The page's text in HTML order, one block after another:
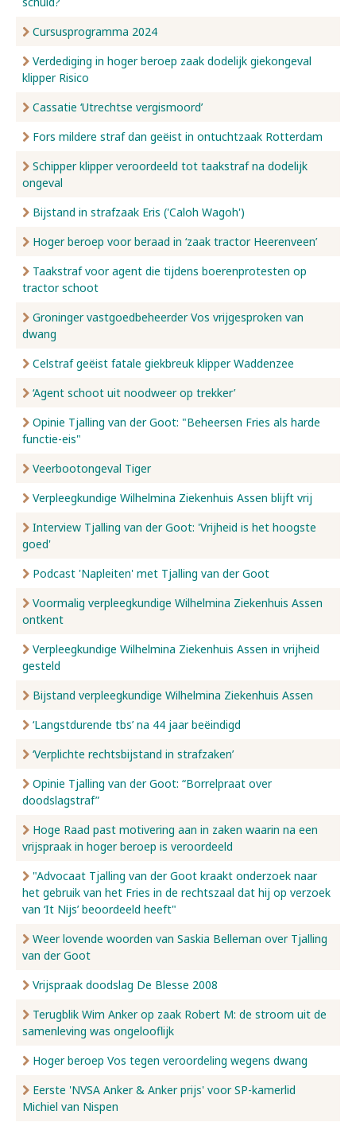
Cursusprogramma 2024
Verdediging in hoger beroep zaak dodelijk giekongeval
klipper Risico
Cassatie ‘Utrechtse vergismoord’
Fors mildere straf dan geëist in ontuchtzaak Rotterdam
Schipper klipper veroordeeld tot taakstraf na dodelijk
ongeval
Bijstand in strafzaak Eris ('Caloh Wagoh')
Hoger beroep voor beraad in ‘zaak tractor Heerenveen’
Taakstraf voor agent die tijdens boerenprotesten op
tractor schoot
Groninger vastgoedbeheerder Vos vrijgesproken van
dwang
Celstraf geëist fatale giekbreuk klipper Waddenzee
‘Agent schoot uit noodweer op trekker’
Opinie Tjalling van der Goot: "Beheersen Fries als harde
functie-eis"
Veerbootongeval Tiger
Verpleegkundige Wilhelmina Ziekenhuis Assen blijft vrij
Interview Tjalling van der Goot: 'Vrijheid is het hoogste
goed'
Podcast 'Napleiten' met Tjalling van der Goot
Voormalig verpleegkundige Wilhelmina Ziekenhuis Assen
ontkent
Verpleegkundige Wilhelmina Ziekenhuis Assen in vrijheid
gesteld
Bijstand verpleegkundige Wilhelmina Ziekenhuis Assen
‘Langstdurende tbs’ na 44 jaar beëindigd
‘Verplichte rechtsbijstand in strafzaken’
Opinie Tjalling van der Goot: “Borrelpraat over
doodslagstraf”
Hoge Raad past motivering aan in zaken waarin na een
vrijspraak in hoger beroep is veroordeeld
"Advocaat Tjalling van der Goot kraakt onderzoek naar
het gebruik van het Fries in de rechtszaal dat hij op verzoek
van ‘It Nijs’ beoordeeld heeft"
Weer lovende woorden van Saskia Belleman over Tjalling
van der Goot
Vrijspraak doodslag De Blesse 2008
Terugblik Wim Anker op zaak Robert M: de stroom uit de
samenleving was ongelooflijk
Hoger beroep Vos tegen veroordeling wegens dwang
Eerste 'NVSA Anker & Anker prijs' voor SP-kamerlid
Michiel van Nispen